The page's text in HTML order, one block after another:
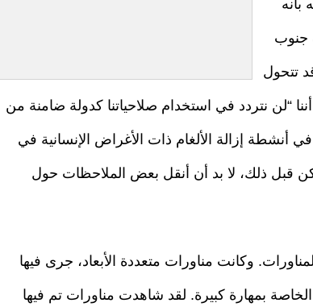
جنوب
تتحول
نتردد في استخدام صلاحياتنا كدولة ضامنة من
أنشطة إزالة الألغام ذات الأغراض الإنسانية في
قبل ذلك، لا بد أن أنقل بعض الملاحظات حول
من 10 آلاف جندي في المناورات. وكانت مناورات متعددة الأبعاد، جرى فيها
بمهارة كبيرة. لقد شاهدت مناورات تم فيها